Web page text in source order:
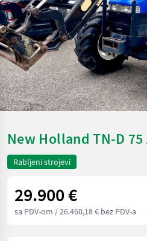
New Holland TN-D 75
Rabljeni strojevi
29.900 €
sa PDV-om / 26.460,18 € bez PDV-a